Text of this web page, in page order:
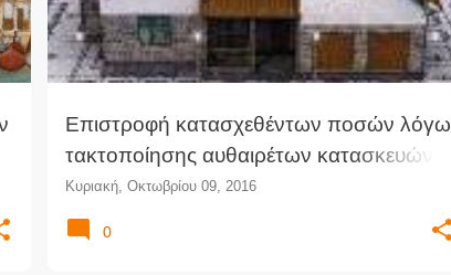
Eπιστροφή κατασχεθέντων ποσών λόγω
τακτοποίησης αυθαιρέτων κατασκευών
(ΣτΠ)
Κυριακή, Οκτωβρίου 09, 2016
0